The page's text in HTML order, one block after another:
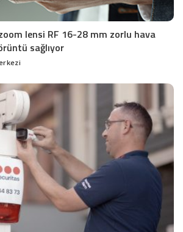
lensi RF 16-28 mm zorlu hava
sağlıyor